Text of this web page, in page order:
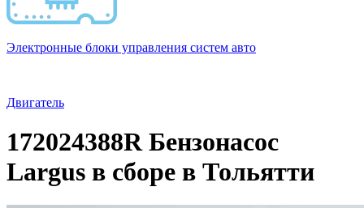
Электронные блоки управления систем авто
Двигатель
172024388R Бензонасос
Largus в сборе в Тольятти